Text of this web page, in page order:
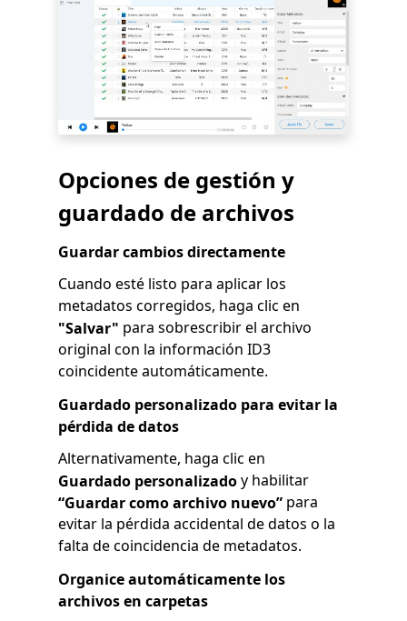
Opciones de gestión y
guardado de archivos
Guardar cambios directamente
Cuando esté listo para aplicar los
metadatos corregidos, haga clic en
"Salvar" para sobrescribir el archivo
original con la información ID3
coincidente automáticamente.
Guardado personalizado para evitar la
pérdida de datos
Alternativamente, haga clic en
Guardado personalizadoy habilitar
“Guardar como archivo nuevo” para
evitar la pérdida accidental de datos o la
falta de coincidencia de metadatos.
Organice automáticamente los
archivos en carpetas